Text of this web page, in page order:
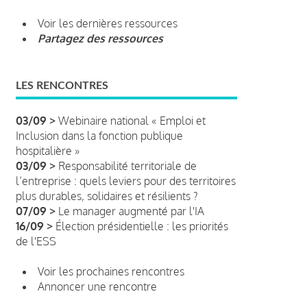
Voir les dernières ressources
Partagez des ressources
LES RENCONTRES
03/09 > Webinaire national « Emploi et
Inclusion dans la fonction publique
hospitalière »
03/09 > Responsabilité territoriale de
l’entreprise : quels leviers pour des territoires
plus durables, solidaires et résilients ?
07/09 > Le manager augmenté par l'IA
16/09 > Élection présidentielle : les priorités
de l'ESS
Voir les prochaines rencontres
Annoncer une rencontre